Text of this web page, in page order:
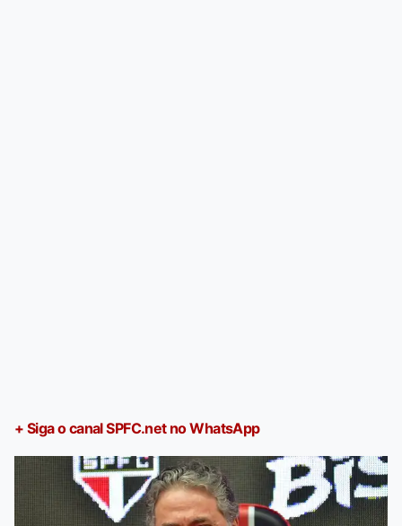
+ Siga o canal SPFC.net no WhatsApp